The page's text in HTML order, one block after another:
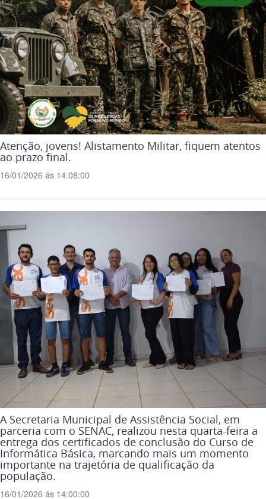
Atenção, jovens! Alistamento Militar, fiquem atentos
ao prazo final.
16/01/2026 ás 14:08:00
A Secretaria Municipal de Assistência Social, em
parceria com o SENAC, realizou nesta quarta-feira a
entrega dos certificados de conclusão do Curso de
Informática Básica, marcando mais um momento
importante na trajetória de qualificação da
população.
16/01/2026 ás 14:00:00